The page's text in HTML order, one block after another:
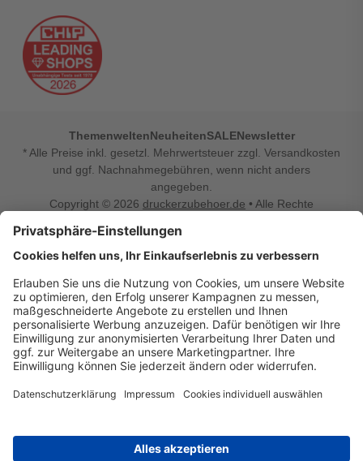
ThemenweltenNeuheitenSALENewsletter
* Alle Preise inkl. gesetzl. Mehrwertsteuer zzgl. Versandkosten
und ggf. Nachnahmegebühren, wenn nicht anders
angegeben.
Copyright © 2026 druckerzubehoer.de • Alle Rechte
Vertrag widerrufen
Druckerzubehoer.de – preiswerte Qualität für Ihr Office
Sie sind auf der Suche nach dem passenden Druckerzubehör
oder Zubehör für das Büro, den Computer oder Ihr
Smartphone? Dann sind Sie bei Druckerzubehoer.de genau
richtig! Unser breites Sortiment bietet unter anderem Tinte
und Toner für alle gängigen Druckermodelle – großer sowie
kleiner Hersteller. Zugleich sind wir Ihr Online Fachhandel für
einrichten, die Werkstatt ausstatten oder den Alltag mit
was Ihren Arbeitsplatz noch komfortabler macht, finden Sie
bei uns auch Bastelspaß, Schulbedarf, Beleuchtung,